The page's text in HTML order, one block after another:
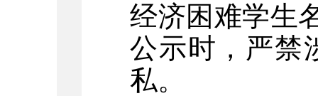
经济困难学生
公示时，严禁
私。